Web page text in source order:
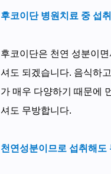
후코이단 병원치료 중 섭
후코이단은 천연 성분이
셔도 되겠습니다. 음식하
가 매우 다양하기 때문에
셔도 무방합니다.
천연성분이므로 섭취해